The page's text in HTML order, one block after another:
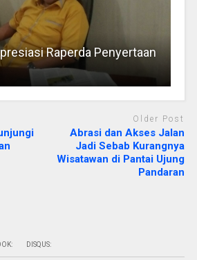
Raperda Penyertaan
Older Post
Abrasi dan Akses Jalan
Jadi Sebab Kurangnya
Wisatawan di Pantai Ujung
Pandaran
DISQUS: